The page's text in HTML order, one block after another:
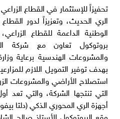
تحفيزاً للإستثمار في القطاع
الري الحديث، وتعزيزاً لدور
الوطنية الداعمة للقطاع
بروتوكول تعاون مع شركة
والمشروعات الهندسية برعاية
بهدف توفير التمويل اللازم
استصلاح الأراضي والمشروعات
التي تنتجها الشركة، والتي
أجهزة الري المحوري الذكي (دلتا
وقع البروتوكول الأستاذ صالح